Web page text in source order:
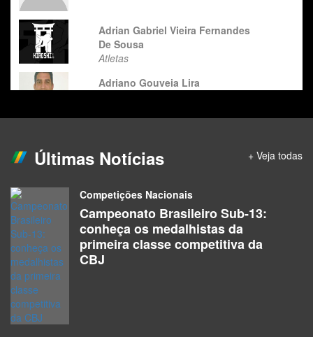
Adrian Gabriel Vieira Fernandes
De Sousa
Atletas
Adriano Gouveia Lira
Atletas
Agatha Da S Xavier Dos Santos
Atletas
Agatha Morales Pereira
Atletas
Últimas Notícias + Veja todas
Competições Nacionais
Campeonato Brasileiro Sub-13:
conheça os medalhistas da
primeira classe competitiva da
CBJ